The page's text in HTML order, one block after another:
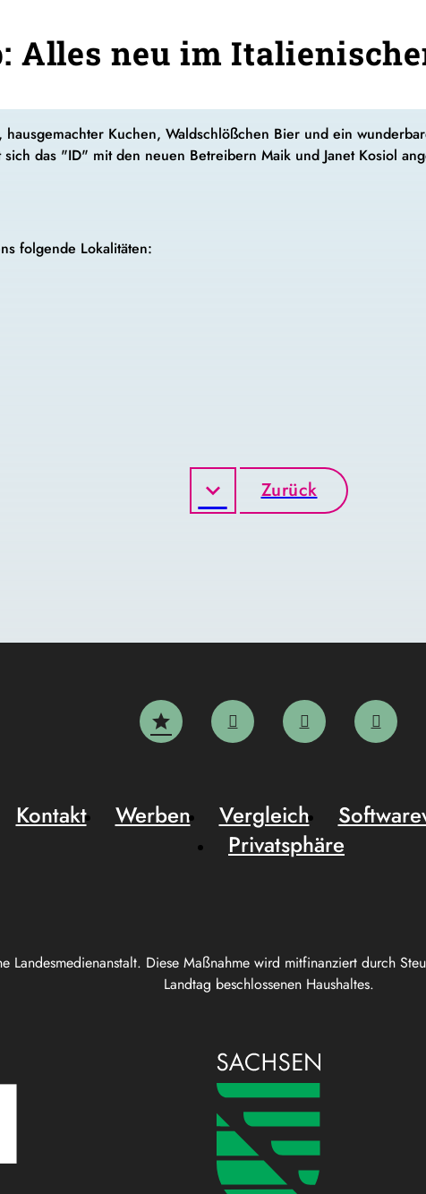
Alles neu im
Kuchen, Waldschlößchen Bier und ein
das "ID" mit den neuen Betreibern Maik und Janet Kosiol
folgende Lokalitäten:
Zurück
Landesmedienanstalt. Diese Maßnahme wird mitfinanziert durch
Landtag beschlossenen Haushaltes.
Kontakt Werben Vergleich
Privatsphäre